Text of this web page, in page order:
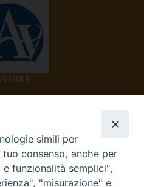
simili per
consenso, anche per
funzionalità semplici",
"misurazione" e